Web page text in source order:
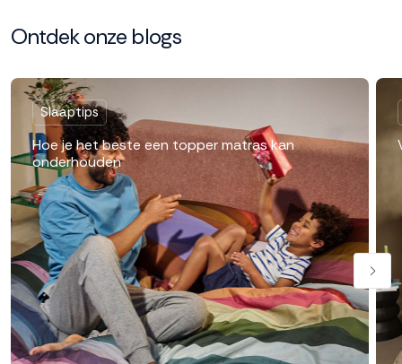
Ontdek onze blogs
Slaaptips
Hoe je het beste een topper matras kan
onderhouden